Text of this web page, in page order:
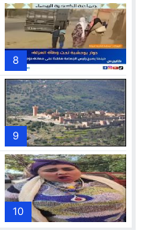
8
9
10